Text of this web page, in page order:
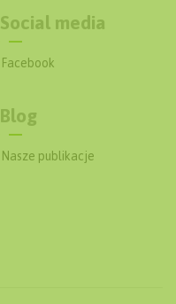
Social media
Facebook
Blog
Nasze publikacje